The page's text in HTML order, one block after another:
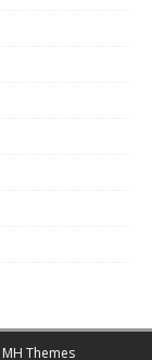
MH Themes